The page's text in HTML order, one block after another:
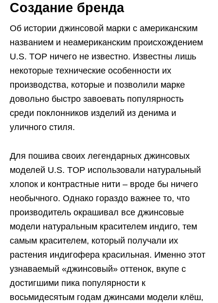
Создание бренда
Об истории джинсовой марки с американским
названием и неамериканским происхождением
U.S. TOP ничего не известно. Известны лишь
некоторые технические особенности их
производства, которые и позволили марке
довольно быстро завоевать популярность
среди поклонников изделий из денима и
уличного стиля.
Для пошива своих легендарных джинсовых
моделей U.S. TOP использовали натуральный
хлопок и контрастные нити – вроде бы ничего
необычного. Однако гораздо важнее то, что
производитель окрашивал все джинсовые
модели натуральным красителем индиго, тем
самым красителем, который получали их
растения индигофера красильная. Именно этот
узнаваемый «джинсовый» оттенок, вкупе с
достигшими пика популярности к
восьмидесятым годам джинсами модели клёш,